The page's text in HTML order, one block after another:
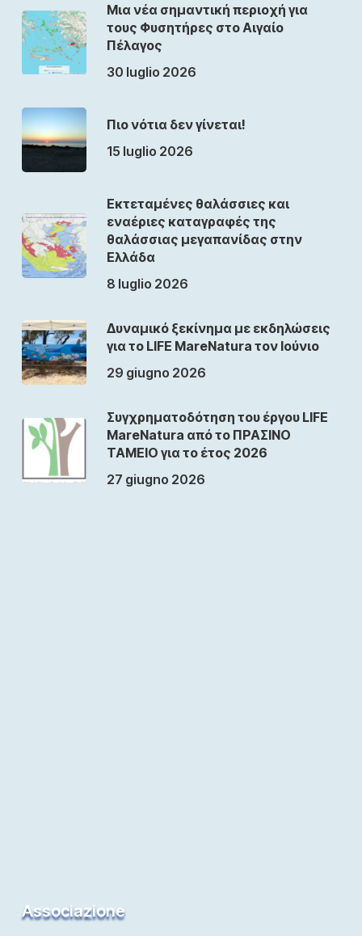
Μια νέα σημαντική περιοχή για
τους Φυσητήρες στο Αιγαίο
Πέλαγος
30 luglio 2026
Πιο νότια δεν γίνεται!
15 luglio 2026
Εκτεταμένες θαλάσσιες και
εναέριες καταγραφές της
θαλάσσιας μεγαπανίδας στην
Ελλάδα
8 luglio 2026
Δυναμικό ξεκίνημα με εκδηλώσεις
για το LIFE MareNatura τον Ιούνιο
29 giugno 2026
Συγχρηματοδότηση του έργου LIFE
MareNatura από το ΠΡΑΣΙΝΟ
ΤΑΜΕΙΟ για το έτος 2026
27 giugno 2026
Associazione